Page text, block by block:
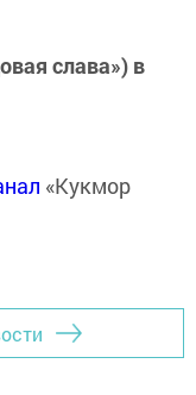
слава») в
«Кукмор